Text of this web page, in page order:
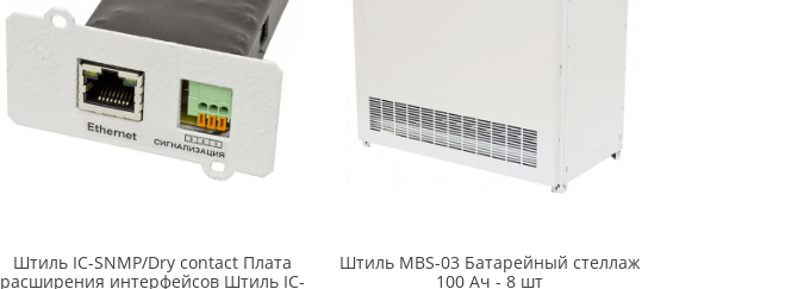
Штиль IC-SNMP/Dry contact Плата
расширения интерфейсов Штиль IC-
Штиль MBS-03 Батарейный стеллаж
100 Ач - 8 шт